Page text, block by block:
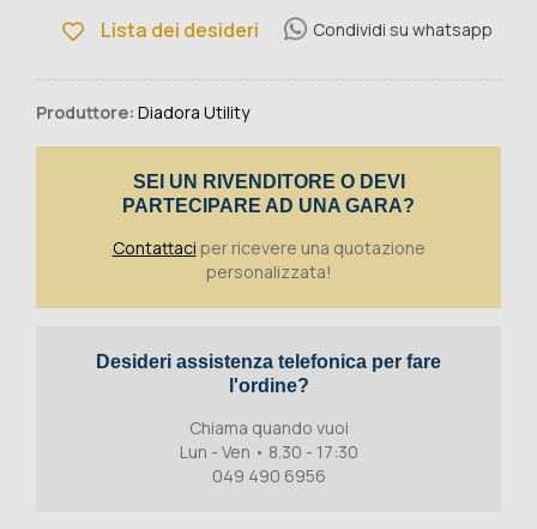
Lista dei desideri Condividi su whatsapp
Produttore: Diadora Utility
SEI UN RIVENDITORE O DEVI
PARTECIPARE AD UNA GARA?
Contattaci per ricevere una quotazione
personalizzata!
Desideri assistenza telefonica per fare
l'ordine?
Chiama quando vuoi
Lun - Ven • 8.30 - 17:30
049 490 6956